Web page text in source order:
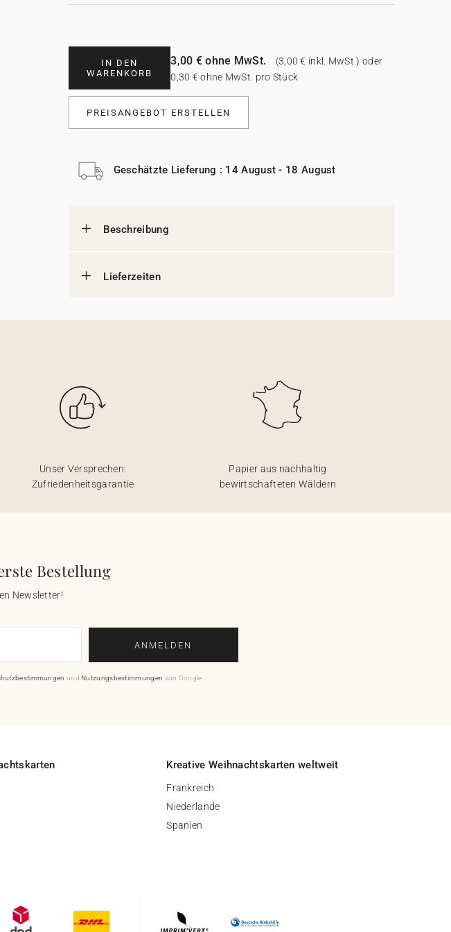
IN DEN
WARENKORB
3,00 € ohne MwSt.
(3,00 € inkl. MwSt.) oder
0,30 € ohne MwSt. pro Stück
PREISANGEBOT ERSTELLEN
Geschätzte Lieferung : 14 August - 18 August
Beschreibung
Lieferzeiten
Unser Versprechen:
Zufriedenheitsgarantie
Papier aus nachhaltig
bewirtschafteten Wäldern
Bestellung
Newsletter!
ANMELDEN
und Nutzungsbestimmungen von Google.
Kreative Weihnachtskarten weltweit
Frankreich
Niederlande
Spanien